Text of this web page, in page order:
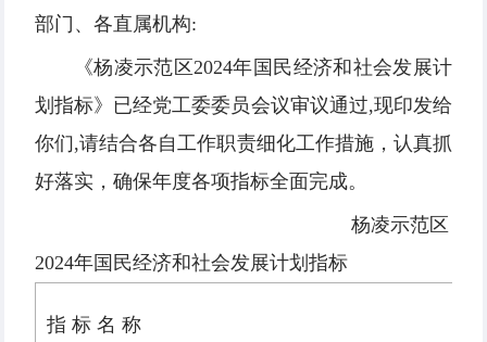
部门、各直属机构:
《杨凌示范区2024年国民经济和社会发展计
划指标》已经党工委委员会议审议通过,现印发给
你们,请结合各自工作职责细化工作措施，认真抓
好落实，确保年度各项指标全面完成。
杨凌示范区
2024年国民经济和社会发展计划指标
指 标 名 称